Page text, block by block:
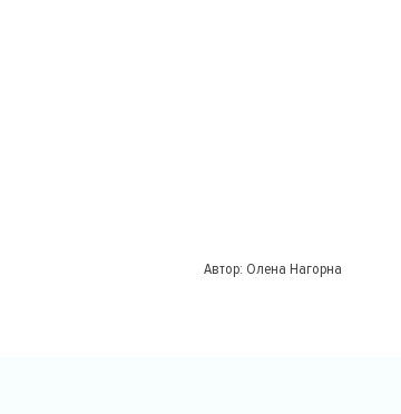
Автор: Олена Нагорна